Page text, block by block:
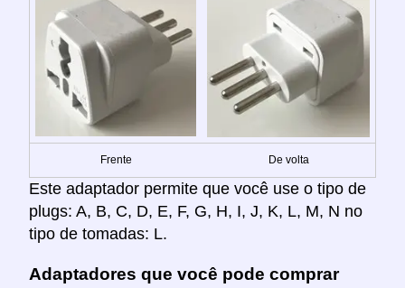
Frente De volta
Este adaptador permite que você use o tipo de
plugs: A, B, C, D, E, F, G, H, I, J, K, L, M, N no
tipo de tomadas: L.
Adaptadores que você pode comprar